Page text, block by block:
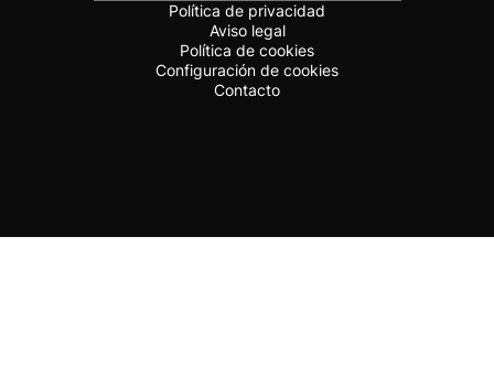
Política de privacidad
Aviso legal
Política de cookies
Configuración de cookies
Contacto